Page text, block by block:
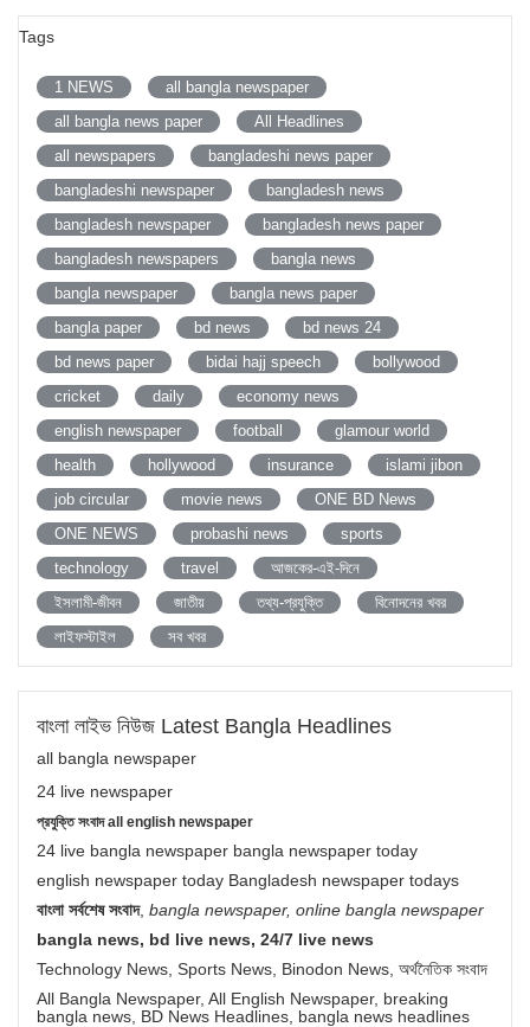
Tags
1 NEWS
all bangla newspaper
all bangla news paper
All Headlines
all newspapers
bangladeshi news paper
bangladeshi newspaper
bangladesh news
bangladesh newspaper
bangladesh news paper
bangladesh newspapers
bangla news
bangla newspaper
bangla news paper
bangla paper
bd news
bd news 24
bd news paper
bidai hajj speech
bollywood
cricket
daily
economy news
english newspaper
football
glamour world
health
hollywood insurance
islami jibon
job circular
movie news
ONE BD News
ONE NEWS
probashi news
sports
technology
travel
আজকের-এই-দিনে
ইসলামী-জীবন
জাতীয় তথ্য-প্রযুক্তি
বিনোদনের খবর
লাইফস্টাইল
সব খবর
বাংলা লাইভ নিউজ Latest Bangla Headlines
all bangla newspaper
24 live newspaper
প্রযুক্তি সংবাদ all english newspaper
24 live bangla newspaper bangla newspaper today
english newspaper today Bangladesh newspaper todays
বাংলা সর্বশেষ সংবাদ, bangla newspaper, online bangla newspaper
bangla news, bd live news, 24/7 live news
Technology News, Sports News, Binodon News, অর্থনৈতিক সংবাদ
All Bangla Newspaper, All English Newspaper, breaking
bangla news, BD News Headlines, bangla news headlines